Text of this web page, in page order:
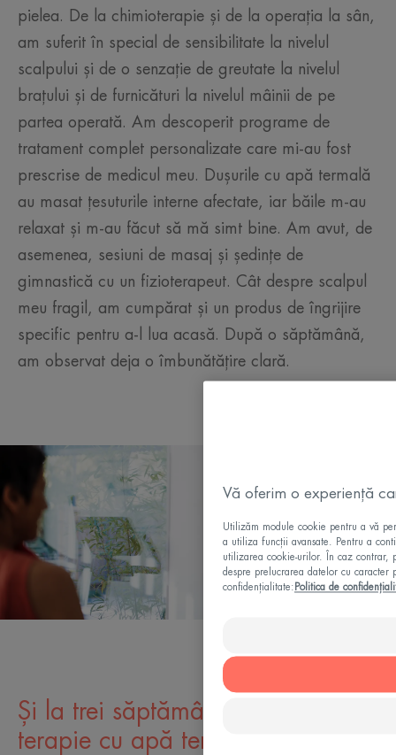
pielea. De la chimioterapie și de la operația la sân,
am suferit în special de sensibilitate la nivelul
scalpului și de o senzație de greutate la nivelul
brațului și de furnicături la nivelul mâinii de pe
partea operată. Am descoperit programe de
tratament complet personalizate care mi-au fost
prescrise de medicul meu. Dușurile cu apă termală
au masat țesuturile interne afectate, iar băile m-au
relaxat și m-au făcut să mă simt bine. Am avut, de
asemenea, sesiuni de masaj și ședințe de
gimnastică cu un fizioterapeut. Cât despre scalpul
meu fragil, am cumpărat și un produs de îngrijire
specific pentru a-l lua acasă. După o săptămână,
am observat deja o îmbunătățire clară.
Și la trei săptămâni după această
terapie cu apă termală, cum te
Vă oferim o experiență
Utilizăm module cookie pentru a vă
a utiliza funcții avansate. Pentru a
utilizarea cookie-urilor. În caz contrar,
despre prelucrarea datelor cu
confidențialitate: Politica de